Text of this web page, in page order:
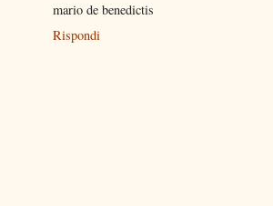
mario de benedictis
Rispondi